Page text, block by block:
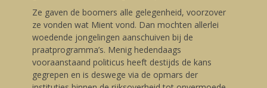
Ze gaven de boomers alle gelegenheid, voorzover
ze vonden wat Mient vond. Dan mochten allerlei
woedende jongelingen aanschuiven bij de
praatprogramma’s. Menig hedendaags
vooraanstaand politicus heeft destijds de kans
gegrepen en is deswege via de opmars der